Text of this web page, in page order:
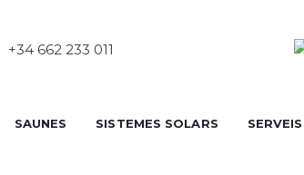
+34 662 233 011
SAUNES SISTEMES SOLARS SERVEIS